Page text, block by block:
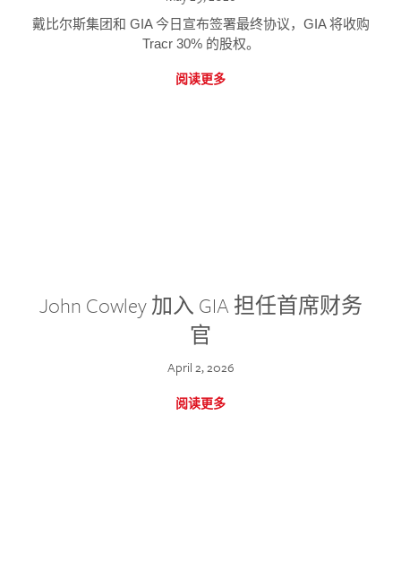
戴比尔斯集团和 GIA 今日宣布签署最终协议，GIA 将收购
Tracr 30% 的股权。
阅读更多
John Cowley 加入 GIA 担任首席财务
官
April 2, 2026
阅读更多